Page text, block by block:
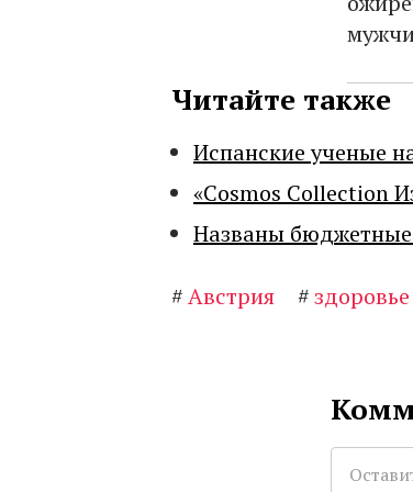
Читайте также
Испанские ученые
«Cosmos Collection
Названы бюджетные
#Австрия #здоровье